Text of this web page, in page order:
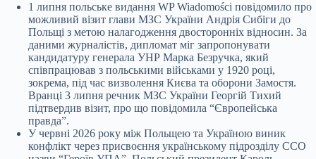
1 липня польське видання WP Wiadomości повідомило про
можливий візит глави МЗС України Андрія Сибіги до
Польщі з метою налагодження двосторонніх відносин. За
даними журналістів, дипломат міг запропонувати
кандидатуру генерала УНР Марка Безручка, який
співпрацював з польськими військами у 1920 році,
зокрема, під час визволення Києва та оборони Замостя.
Вранці 3 липня речник МЗС України Георгій Тихий
підтвердив візит, про що повідомила “Європейська
правда”.
У червні 2026 року між Польщею та Україною виник
конфлікт через присвоєння українському підрозділу ССО